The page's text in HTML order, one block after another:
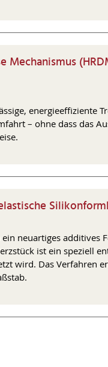
Mechanismus
energieeffiziente
– ohne dass das
neuartiges
ist ein speziell
wird. Das Verfahren